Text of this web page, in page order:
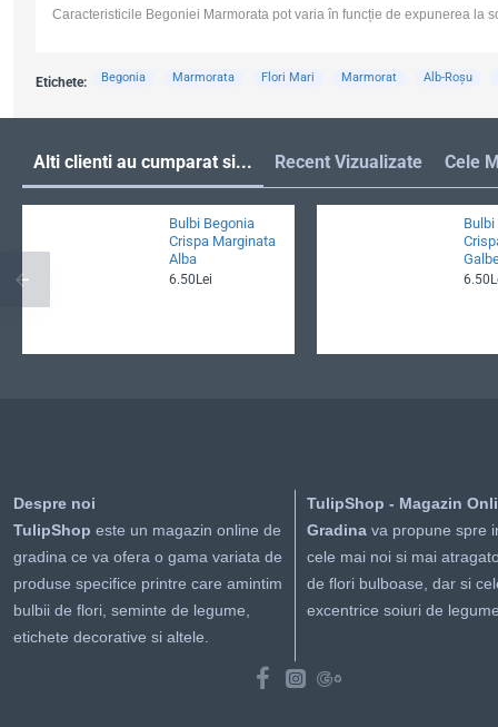
Caracteristicile Begoniei Marmorata pot varia în funcție de expunerea la
Etichete: Begonia Marmorata Flori Mari Marmorat Alb-Roșu
Alti clienti au cumparat si... Recent Vizualizate Cele
Bulbi Begonia
Crispa Marginata
Alba
6.50Lei
Bulbi
Despre noi
TulipShop este un magazin online de
gradina ce va ofera o gama variata de
produse specifice printre care amintim
bulbii de flori, seminte de legume,
etichete decorative si altele.
TulipShop - Magazin
Gradinava propune spre
cele mai noi si mai
de flori bulboase, dar si
excentrice soiuri de legume.